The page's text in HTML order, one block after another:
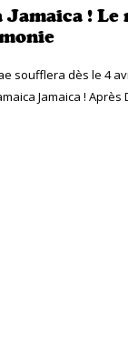
! Le
soufflera dès le 4
Jamaica !